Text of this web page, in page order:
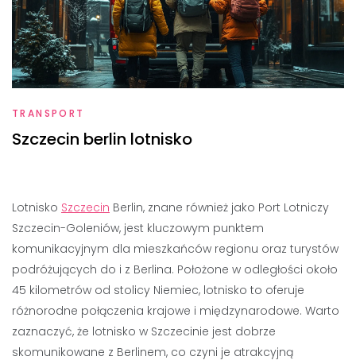
TRANSPORT
Szczecin berlin lotnisko
Lotnisko Szczecin Berlin, znane również jako Port Lotniczy
Szczecin-Goleniów, jest kluczowym punktem
komunikacyjnym dla mieszkańców regionu oraz turystów
podróżujących do i z Berlina. Położone w odległości około
45 kilometrów od stolicy Niemiec, lotnisko to oferuje
różnorodne połączenia krajowe i międzynarodowe. Warto
zaznaczyć, że lotnisko w Szczecinie jest dobrze
skomunikowane z Berlinem, co czyni je atrakcyjną